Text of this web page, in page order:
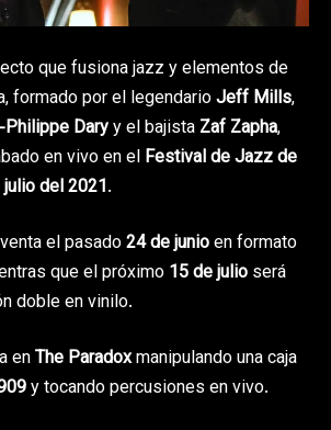
que fusiona jazz y elementos de
formado por el legendarioJeff Mills,
Daryy el bajista Zaf Zapha,
en vivo en el Festival de Jazz de
del 2021.
el pasado24 de junioen formato
que el próximo 15 de julio será
doble en vinilo.
enThe Paradoxmanipulando una caja
y tocando percusiones en vivo.